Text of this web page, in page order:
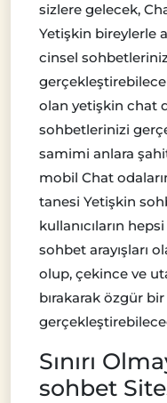
sizlere gelecek,
Yetişkin bireylerle
cinsel
olan yetişkin chat
sohbetlerinizi
samimi anlara
mobil Chat
tanesi Yetişkin
kullanıcıların
sohbet arayışları
olup, çekince ve
bırakarak özgür
Sınırı
sohbet